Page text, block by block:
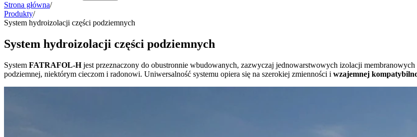
Strona główna/
Produkty/
System hydroizolacji części podziemnych
System hydroizolacji części podziemnych
System FATRAFOL-Hjest przeznaczony do obustronnie wbudowanych, zazwyczaj jednowarstwowych izolacji
podziemnej, niektórym cieczom i radonowi. Uniwersalność systemu opiera się na szerokiej zmienności i wzajemnej